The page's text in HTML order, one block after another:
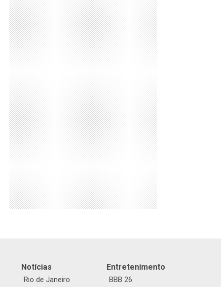
Notícias
Rio de Janeiro
Entretenimento
BBB 26